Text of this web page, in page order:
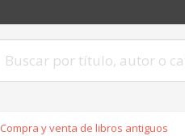
Compra y venta de libros antiguos